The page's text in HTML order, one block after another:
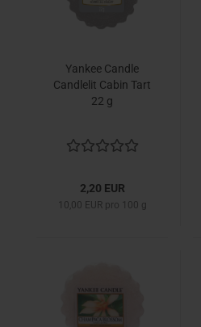
Yankee Candle
Candlelit Cabin Tart
22 g
2,20 EUR
10,00 EUR pro 100 g